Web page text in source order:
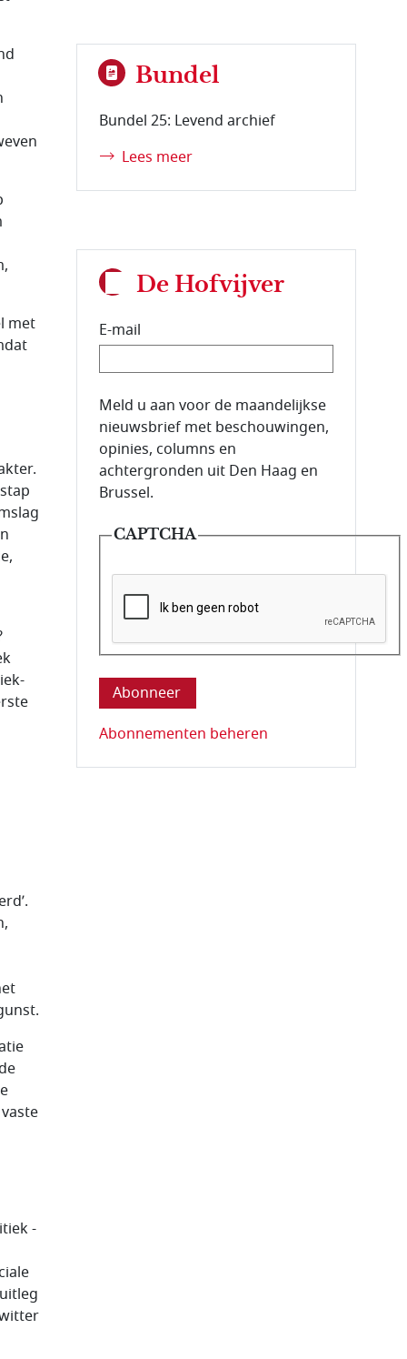
met
-
Bundel
Bundel 25: Levend archief
Lees meer
De Hofvijver
E-mail
E-mailadres van de abonnee.
Meld u aan voor de maandelijkse
nieuwsbrief met beschouwingen,
opinies, columns en
achtergronden uit Den Haag en
Brussel.
CAPTCHA
Deze vraag is om te controleren dat u
Abonnementen beheren